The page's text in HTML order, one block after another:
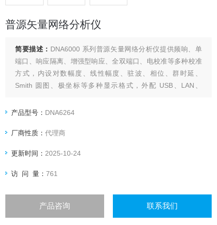
普源矢量网络分析仪
简要描述： DNA6000 系列普源矢量网络分析仪提供频响、单
端口、响应隔离、增强型响应、全双端口、电校准等多种校准
方式，内设对数幅度、线性幅度、驻波、相位、群时延、
Smith 圆图、极坐标等多种显示格式，外配 USB、LAN、
频特性和群时延特性。
产品型号： DNA6264
厂商性质：代理商
更新时间： 2025-10-24
访 问 量：761
产品咨询 联系我们